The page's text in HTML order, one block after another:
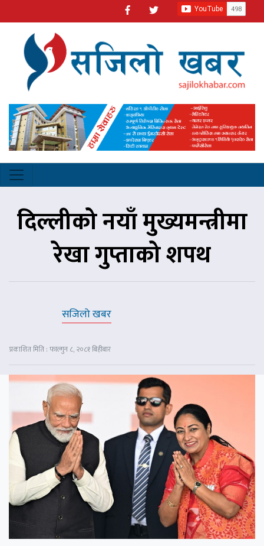
दिल्लीको नयाँ मुख्यमन्त्रीमा
रेखा गुप्ताको शपथ
सजिलो खबर
प्रकाशित मिति : फाल्गुन ८, २०८१ बिहीबार